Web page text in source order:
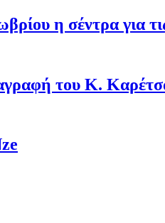
η σέντρα για
του Κ.